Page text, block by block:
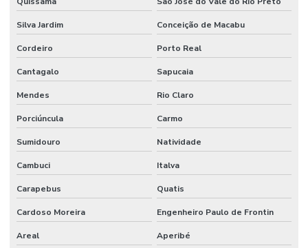
Silva Jardim Conceição de Macabu
Cordeiro Porto Real
Cantagalo Sapucaia
Mendes Rio Claro
Porciúncula Carmo
Sumidouro Natividade
Cambuci Italva
Carapebus Quatis
Cardoso Moreira Engenheiro Paulo de Frontin
Areal Aperibé